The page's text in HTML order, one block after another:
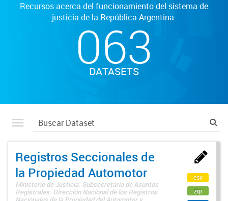
Recursos acerca del funcionamiento del sistema de
justicia de la República Argentina.
063
DATASETS
Registros Seccionales de
la Propiedad Automotor
Ministerio de Justicia. Subsecretaría de Asuntos
Registrales. Dirección Nacional de los Registros
csv
zip